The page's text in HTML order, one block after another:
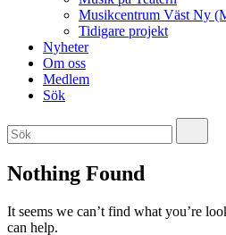
Musikcentrum Väst Ny
Tidigare projekt
Nyheter
Om oss
Medlem
Sök
Nothing Found
It seems we can’t find what you’re
can help.